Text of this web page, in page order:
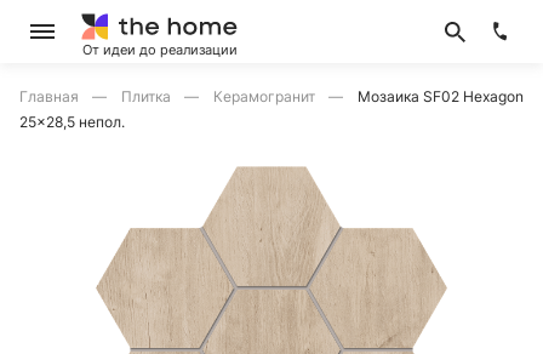
От идеи до реализации
Главная Плитка Керамогранит
Мозаика SF02 Hexagon
25x28,5 непол.